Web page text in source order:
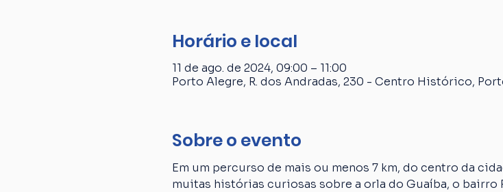
Horário e local
11 de ago. de 2024, 09:00 – 11:00
Porto Alegre, R. dos Andradas, 230 - Centro Histórico,
Sobre o evento
Em um percurso de mais ou menos 7 km, do centro da
muitas histórias curiosas sobre a orla do Guaíba, o bairro